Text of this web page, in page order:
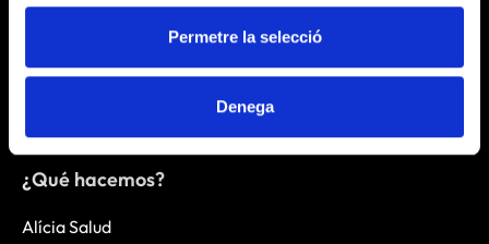
Permetre la selecció
Denega
¿Qué hacemos?
Alícia Salud